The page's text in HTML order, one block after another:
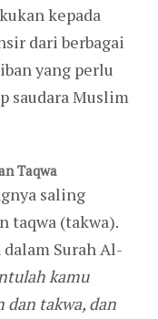
kepada
dari berbagai
yang perlu
saudara Muslim
Taqwa
saling
taqwa (takwa).
Surah Al-
kamu
dan takwa, dan